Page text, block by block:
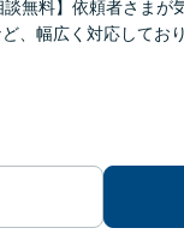
談無料】依頼者さま
、幅広く対応してお